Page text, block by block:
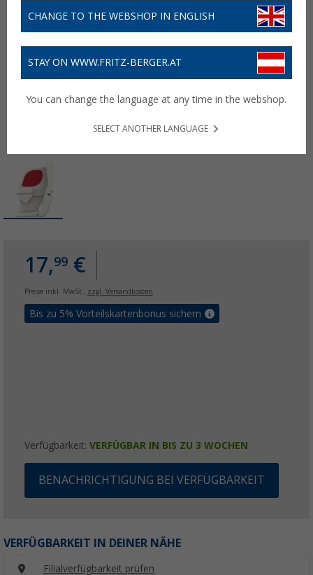
17,99 €
Preise inkl. MwSt., zzgl. Versandkosten
Bis zu 5% Vorteilskartenbonus sichern
Verfügbarkeit: VERFÜGBAR IN BIS ZU 3 WOCHEN
BENACHRICHTIGUNG BEI VERFÜGBARKEIT
VERFÜGBARKEIT IN DEINER NÄHE
Filialverfügbarkeit prüfen
CHANGE TO THE WEBSHOP IN ENGLISH
STAY ON WWW.FRITZ-BERGER.AT
You can change the language at any time in the webshop.
SELECT ANOTHER LANGUAGE